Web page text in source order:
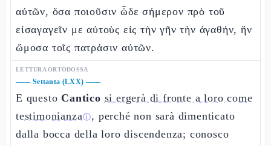
αὐτῶν, ὅσα ποιοῦσιν ὧδε σήμερον πρὸ τοῦ
εἰσαγαγεῖν με αὐτοὺς εἰς τὴν γῆν τὴν ἀγαθήν, ἣν
ὤμοσα τοῖς πατράσιν αὐτῶν.
LETTURA ORTODOSSA
—— Settanta (LXX) ——
E questo Cantico si ergerà di fronte a loro come
testimonianzaⓘ, perché non sarà dimenticato
dalla bocca della loro discendenza; conosco